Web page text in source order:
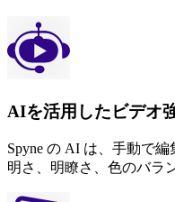
AIを活用したビデオ
Spyne の AI は、手動で
明さ、明瞭さ、色のバラ